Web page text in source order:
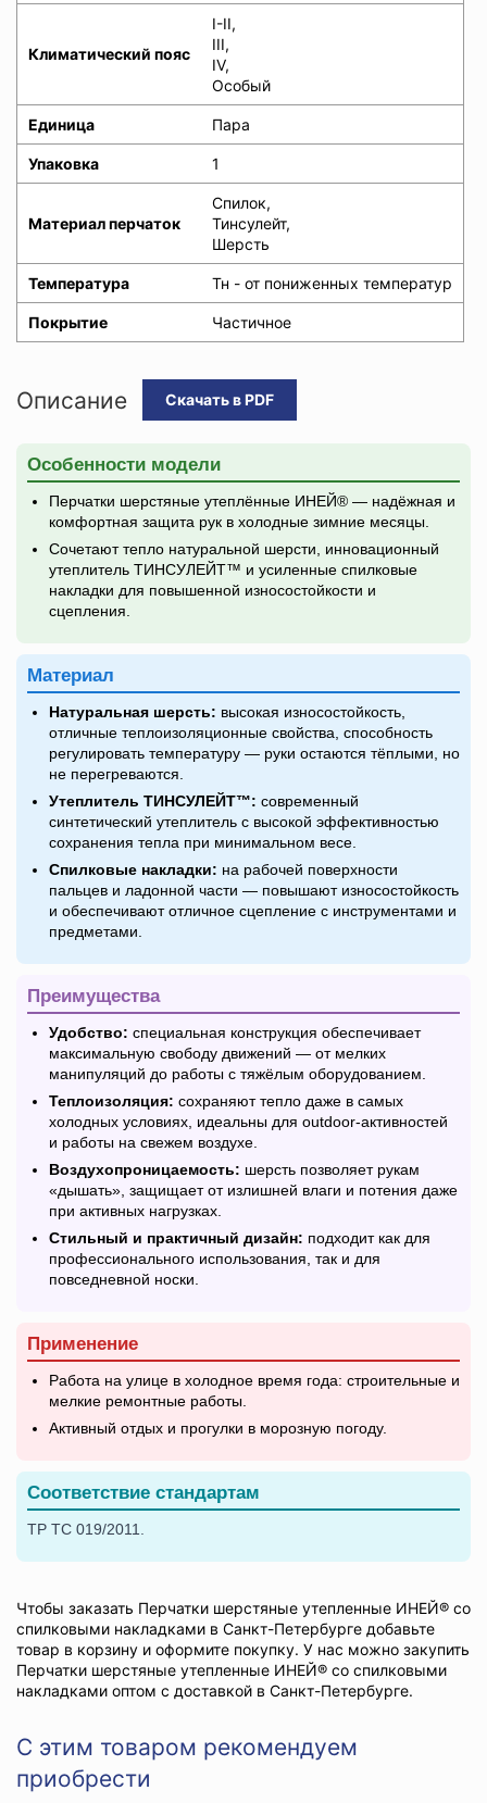
Климатический пояс
I-II,
III,
IV,
Особый
Единица Пара
Упаковка 1
Материал перчаток
Спилок,
Тинсулейт,
Шерсть
Температура Тн - от пониженных температур
Покрытие Частичное
Описание Скачать в PDF
Особенности модели
Перчатки шерстяные утеплённые ИНЕЙ® — надёжная и
комфортная защита рук в холодные зимние месяцы.
Сочетают тепло натуральной шерсти, инновационный
утеплитель ТИНСУЛЕЙТ™ и усиленные спилковые
накладки для повышенной износостойкости и
сцепления.
Материал
Натуральная шерсть: высокая износостойкость,
отличные теплоизоляционные свойства, способность
регулировать температуру — руки остаются тёплыми, но
не перегреваются.
Утеплитель ТИНСУЛЕЙТ™: современный
синтетический утеплитель с высокой эффективностью
сохранения тепла при минимальном весе.
Спилковые накладки: на рабочей поверхности
пальцев и ладонной части — повышают износостойкость
и обеспечивают отличное сцепление с инструментами и
предметами.
Преимущества
Удобство: специальная конструкция обеспечивает
максимальную свободу движений — от мелких
манипуляций до работы с тяжёлым оборудованием.
Теплоизоляция: сохраняют тепло даже в самых
холодных условиях, идеальны для outdoor-активностей
и работы на свежем воздухе.
Воздухопроницаемость: шерсть позволяет рукам
«дышать», защищает от излишней влаги и потения даже
при активных нагрузках.
Стильный и практичный дизайн: подходит как для
профессионального использования, так и для
повседневной носки.
Применение
Работа на улице в холодное время года: строительные и
мелкие ремонтные работы.
Активный отдых и прогулки в морозную погоду.
Соответствие стандартам
ТР ТС 019/2011.
Чтобы заказать Перчатки шерстяные утепленные ИНЕЙ® со
спилковыми накладками в Санкт-Петербурге добавьте
товар в корзину и оформите покупку. У нас можно закупить
Перчатки шерстяные утепленные ИНЕЙ® со спилковыми
накладками оптом с доставкой в Санкт-Петербурге.
С этим товаром рекомендуем
приобрести